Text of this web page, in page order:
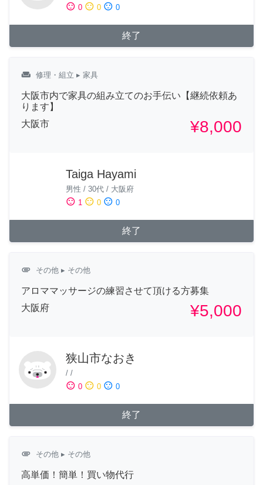
sentiment_satisfied 0 sentiment_neutral 0 sentiment_dissatisfied 0
終了
weekend 修理・組立 ▸ 家具
大阪市内で家具の組み立てのお手伝い【継続依頼あ
ります】
大阪市
¥8,000
Taiga Hayami
男性 / 30代 / 大阪府
sentiment_satisfied 1 sentiment_neutral 0 sentiment_dissatisfied 0
終了
attachment その他 ▸ その他
アロママッサージの練習させて頂ける方募集
大阪府
¥5,000
狭山市なおき
/ /
sentiment_satisfied 0 sentiment_neutral 0 sentiment_dissatisfied 0
終了
attachment その他 ▸ その他
高単価！簡単！買い物代行